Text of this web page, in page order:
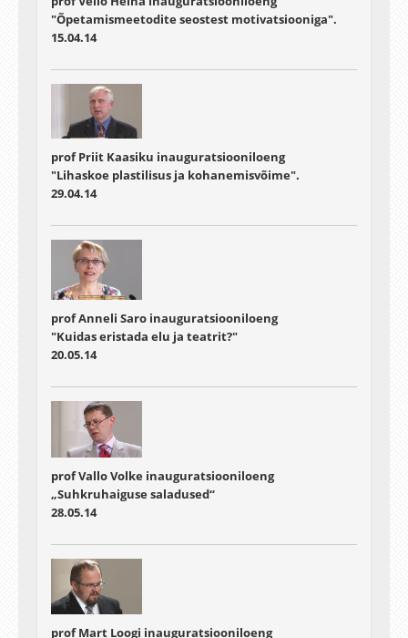
"Õpetamismeetodite seostest motivatsiooniga".
15.04.14
prof Priit Kaasiku inauguratsiooniloeng
"Lihaskoe plastilisus ja kohanemisvõime".
29.04.14
prof Anneli Saro inauguratsiooniloeng
"Kuidas eristada elu ja teatrit?"
20.05.14
prof Vallo Volke inauguratsiooniloeng
„Suhkruhaiguse saladused“
28.05.14
prof Mart Loogi inauguratsiooniloeng